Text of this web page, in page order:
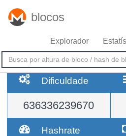
blocos
Explorador
Dificuldade
636336239670
Hashrate